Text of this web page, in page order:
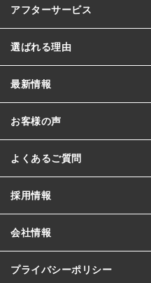
アフターサービス
選ばれる理由
最新情報
お客様の声
よくあるご質問
採用情報
会社情報
プライバシーポリシー